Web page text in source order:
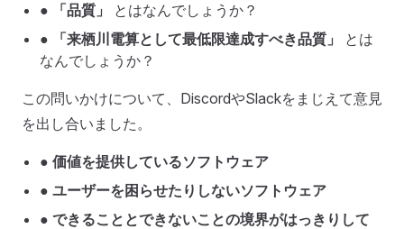
●
「品質」
とはなんでしょうか？
●
「来栖川電算として最低限達成すべき品質」
とは
なんでしょうか？
この問いかけについて、DiscordやSlackをまじえて意見
を出し合いました。
● 価値を提供しているソフトウェア
● ユーザーを困らせたりしないソフトウェア
● できることとできないことの境界がはっきりして